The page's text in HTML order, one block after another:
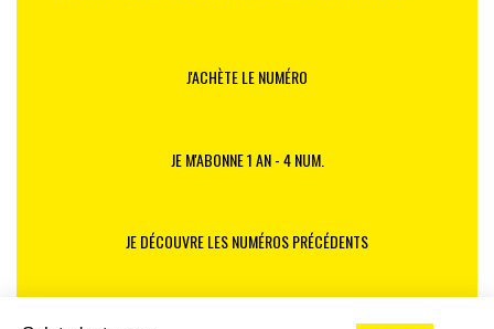
J'ACHÈTE LE NUMÉRO
JE M'ABONNE 1 AN - 4 NUM.
JE DÉCOUVRE LES NUMÉROS PRÉCÉDENTS